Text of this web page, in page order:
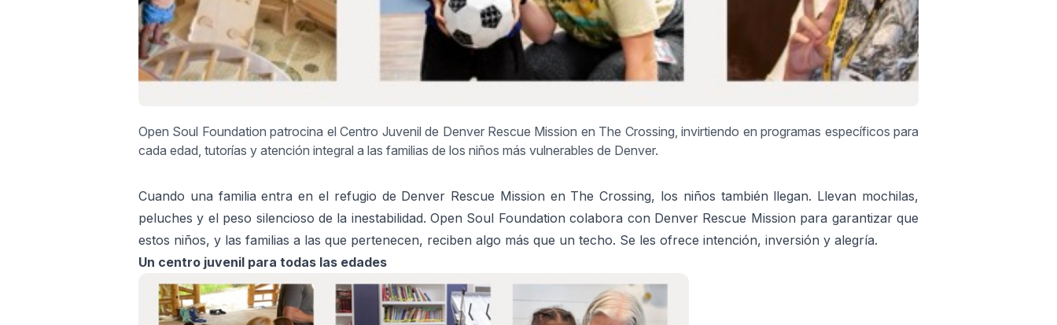
Open Soul Foundation patrocina el Centro Juvenil de Denver Rescue Mission en The Crossing, invirtiendo en programas específicos para
cada edad, tutorías y atención integral a las familias de los niños más vulnerables de Denver.
Cuando una familia entra en el refugio de Denver Rescue Mission en The Crossing, los niños también llegan. Llevan mochilas,
peluches y el peso silencioso de la inestabilidad. Open Soul Foundation colabora con Denver Rescue Mission para garantizar que
estos niños, y las familias a las que pertenecen, reciben algo más que un techo. Se les ofrece intención, inversión y alegría.
Un centro juvenil para todas las edades